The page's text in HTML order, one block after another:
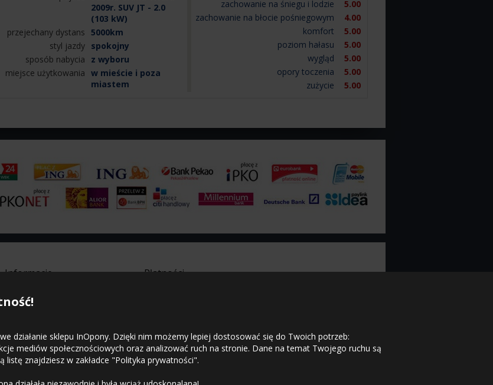
działanie sklepu InOpony. Dzięki nim możemy lepiej dostosować się do Twoich potrzeb:
mediów społecznościowych oraz analizować ruch na stronie. Dane na temat Twojego ruchu są
znajdziesz w zakładce "Polityka prywatności".
2009r. SUV JT - 2.0
(103 kW)
przejechany dystans 5000km
styl jazdy spokojny
sposób nabycia
z wyboru
miejsce użytkowania w mieście i poza
miastem
zachowanie na śniegu i lodzie
5.00
zachowanie na błocie pośniegowym
4.00
komfort
5.00
poziom hałasu
5.00
wygląd
5.00
opory toczenia
5.00
zużycie
5.00
Informacje
Strona główna
Regulamin sklepu
Kontakt
Płatności